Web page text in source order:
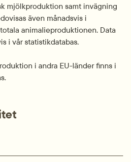
mjölkproduktion samt invägning
även månadsvis i
animalieproduktionen. Data
i vår statistikdatabas.
i andra EU-länder finns i
137 kB.